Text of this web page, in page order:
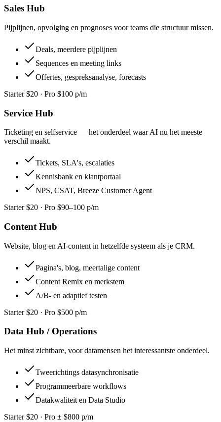
Sales Hub
Pijplijnen, opvolging en prognoses voor teams die structuur missen.
Deals, meerdere pijplijnen
Sequences en meeting links
Offertes, gespreksanalyse, forecasts
Starter $20 · Pro $100 p/m
Service Hub
Ticketing en selfservice — het onderdeel waar AI nu het meeste
verschil maakt.
Tickets, SLA's, escalaties
Kennisbank en klantportaal
NPS, CSAT, Breeze Customer Agent
Starter $20 · Pro $90–100 p/m
Content Hub
Website, blog en AI-content in hetzelfde systeem als je CRM.
Pagina's, blog, meertalige content
Content Remix en merkstem
A/B- en adaptief testen
Starter $20 · Pro $500 p/m
Data Hub / Operations
Het minst zichtbare, voor datamensen het interessantste onderdeel.
Tweerichtings datasynchronisatie
Programmeerbare workflows
Datakwaliteit en Data Studio
Starter $20 · Pro ± $800 p/m